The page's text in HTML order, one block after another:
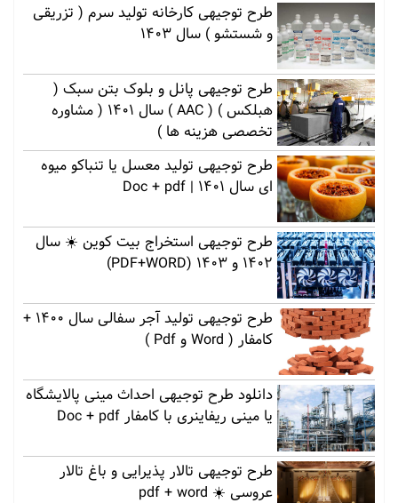
طرح توجیهی کارخانه تولید سرم ( تزریقی
و شستشو ) سال 1403
طرح توجیهی پانل و بلوک بتن سبک (
هبلکس ) ( AAC ) سال 1401 ( مشاوره
تخصصی هزینه ها )
طرح توجیهی تولید معسل یا تنباکو میوه
ای سال 1401 | Doc + pdf
طرح توجیهی استخراج بیت کوین ☀️ سال
1402 و 1403 (PDF+WORD)
طرح توجیهی تولید آجر سفالی سال 1400 +
کامفار ( Word و Pdf )
دانلود طرح توجیهی احداث مینی پالایشگاه
یا مینی ریفاینری با کامفار Doc + pdf
طرح توجیهی تالار پذیرایی و باغ تالار
عروسی ☀️ pdf + word